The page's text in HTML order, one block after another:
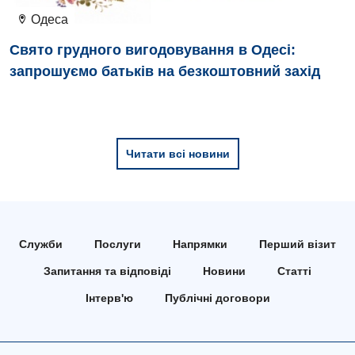
Кардіологія
Кардіохірургія
Оториноларингологія
Офтальмологічне відділення
Проктологія
Одеса
Свято грудного вигодовування в Одесі:
запрошуємо батьків на безкоштовний захід
Читати всі новини
Служби Послуги Напрямки Перший візит
Запитання та відповіді Новини Статті
Інтерв'ю Публічні договори